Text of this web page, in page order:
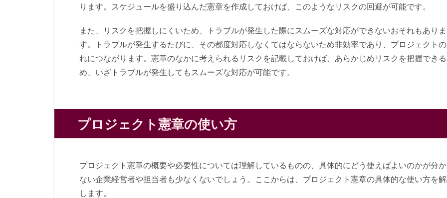
ります。スケジュールを盛り込んだ憲章を作成しておけば、このようなリスクの回避が可能です。
また、リスクを把握しにくいため、トラブルが発生した際にスムーズな対応ができないおそれもありま
す。トラブルが発生するたびに、その都度対応しなくてはならないため非効率であり、プロジェクト
れにつながります。憲章のなかに考えられるリスクを記載しておけば、あらかじめリスクを把握でき
め、いざトラブルが発生してもスムーズな対応が可能です。
プロジェクト憲章の使い方
プロジェクト憲章の概要や必要性については理解しているものの、具体的にどう使えばよいのかが分
ない企業経営者や担当者も少なくないでしょう。ここからは、プロジェクト憲章の具体的な使い方を
します。